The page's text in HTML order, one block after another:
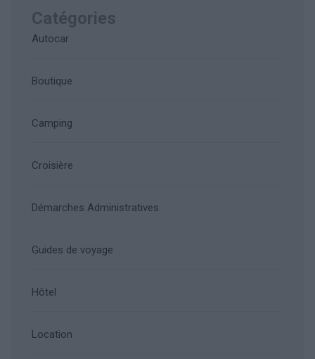
Catégories
Autocar
Boutique
Camping
Croisière
Démarches Administratives
Guides de voyage
Hôtel
Location